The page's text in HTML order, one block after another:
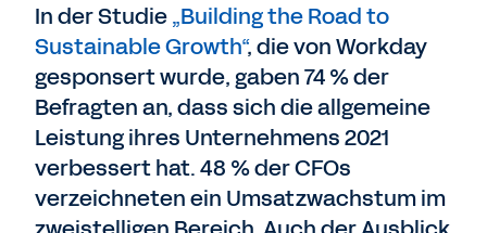
In der Studie„Building the Road to
Sustainable Growth“, die von Workday
gesponsert wurde, gaben 74 % der
Befragten an, dass sich die allgemeine
Leistung ihres Unternehmens 2021
verbessert hat. 48 % der CFOs
verzeichneten ein Umsatzwachstum im